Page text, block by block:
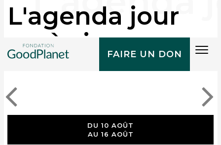
FAIRE UN DON
L'agenda jour
après jour
DU 10 AOÛT
AU 16 AOÛT